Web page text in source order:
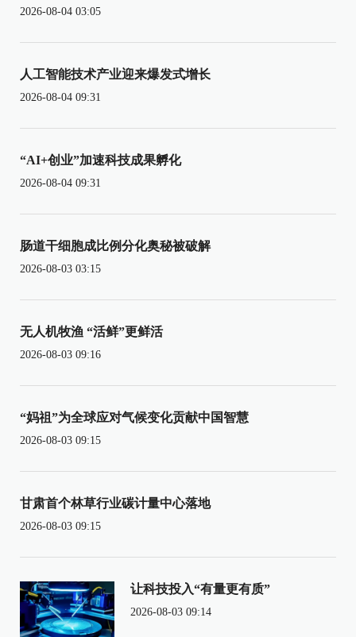
2026-08-04 03:05
人工智能技术产业迎来爆发式增长
2026-08-04 09:31
“AI+创业”加速科技成果孵化
2026-08-04 09:31
肠道干细胞成比例分化奥秘被破解
2026-08-03 03:15
无人机牧渔 “活鲜”更鲜活
2026-08-03 09:16
“妈祖”为全球应对气候变化贡献中国智慧
2026-08-03 09:15
甘肃首个林草行业碳计量中心落地
2026-08-03 09:15
让科技投入“有量更有质”
2026-08-03 09:14